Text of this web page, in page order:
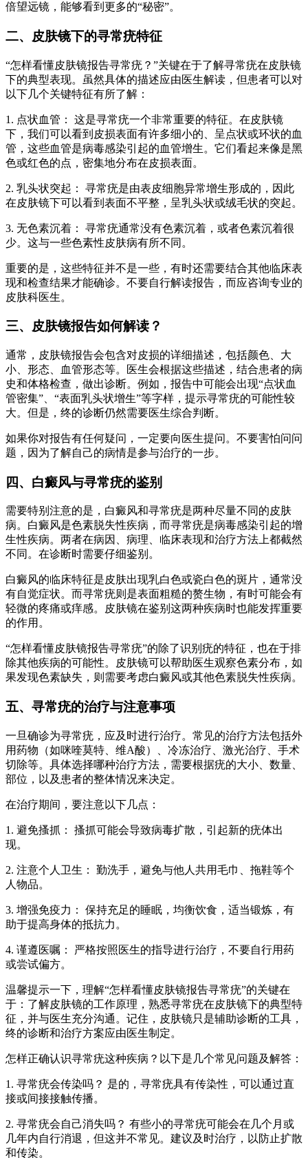
倍望远镜，能够看到更多的“秘密”。
二、皮肤镜下的寻常疣特征
“怎样看懂皮肤镜报告寻常疣？”关键在于了解寻常疣在皮肤镜
下的典型表现。虽然具体的描述应由医生解读，但患者可以对
以下几个关键特征有所了解：
1. 点状血管： 这是寻常疣一个非常重要的特征。在皮肤镜
下，我们可以看到皮损表面有许多细小的、呈点状或环状的血
管，这些血管是病毒感染引起的血管增生。它们看起来像是黑
色或红色的点，密集地分布在皮损表面。
2. 乳头状突起： 寻常疣是由表皮细胞异常增生形成的，因此
在皮肤镜下可以看到表面不平整，呈乳头状或绒毛状的突起。
3. 无色素沉着： 寻常疣通常没有色素沉着，或者色素沉着很
少。这与一些色素性皮肤病有所不同。
重要的是，这些特征并不是一些，有时还需要结合其他临床表
现和检查结果才能确诊。不要自行解读报告，而应咨询专业的
皮肤科医生。
三、皮肤镜报告如何解读？
通常，皮肤镜报告会包含对皮损的详细描述，包括颜色、大
小、形态、血管形态等。医生会根据这些描述，结合患者的病
史和体格检查，做出诊断。例如，报告中可能会出现“点状血
管密集”、“表面乳头状增生”等字样，提示寻常疣的可能性较
大。但是，终的诊断仍然需要医生综合判断。
如果你对报告有任何疑问，一定要向医生提问。不要害怕问问
题，因为了解自己的病情是参与治疗的一步。
四、白癜风与寻常疣的鉴别
需要特别注意的是，白癜风和寻常疣是两种尽量不同的皮肤
病。白癜风是色素脱失性疾病，而寻常疣是病毒感染引起的增
生性疾病。两者在病因、病理、临床表现和治疗方法上都截然
不同。在诊断时需要仔细鉴别。
白癜风的临床特征是皮肤出现乳白色或瓷白色的斑片，通常没
有自觉症状。而寻常疣则是表面粗糙的赘生物，有时可能会有
轻微的疼痛或痒感。皮肤镜在鉴别这两种疾病时也能发挥重要
的作用。
“怎样看懂皮肤镜报告寻常疣”的除了识别疣的特征，也在于排
除其他疾病的可能性。皮肤镜可以帮助医生观察色素分布，如
果发现色素缺失，则需要考虑白癜风或其他色素脱失性疾病。
五、寻常疣的治疗与注意事项
一旦确诊为寻常疣，应及时进行治疗。常见的治疗方法包括外
用药物（如咪喹莫特、维A酸）、冷冻治疗、激光治疗、手术
切除等。具体选择哪种治疗方法，需要根据疣的大小、数量、
部位，以及患者的整体情况来决定。
在治疗期间，要注意以下几点：
1. 避免搔抓： 搔抓可能会导致病毒扩散，引起新的疣体出
现。
2. 注意个人卫生： 勤洗手，避免与他人共用毛巾、拖鞋等个
人物品。
3. 增强免疫力： 保持充足的睡眠，均衡饮食，适当锻炼，有
助于提高身体的抵抗力。
4. 谨遵医嘱： 严格按照医生的指导进行治疗，不要自行用药
或尝试偏方。
温馨提示一下，理解“怎样看懂皮肤镜报告寻常疣”的关键在
于：了解皮肤镜的工作原理，熟悉寻常疣在皮肤镜下的典型特
征，并与医生充分沟通。记住，皮肤镜只是辅助诊断的工具，
终的诊断和治疗方案应由医生制定。
怎样正确认识寻常疣这种疾病？以下是几个常见问题及解答：
1. 寻常疣会传染吗？ 是的，寻常疣具有传染性，可以通过直
接或间接接触传播。
2. 寻常疣会自己消失吗？ 有些小的寻常疣可能会在几个月或
几年内自行消退，但这并不常见。建议及时治疗，以防止扩散
和传染。